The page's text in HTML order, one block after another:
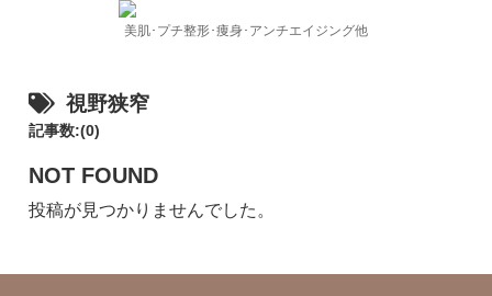
美肌･プチ整形･痩身･アンチエイジング他
視野狭窄
記事数:(0)
NOT FOUND
投稿が見つかりませんでした。